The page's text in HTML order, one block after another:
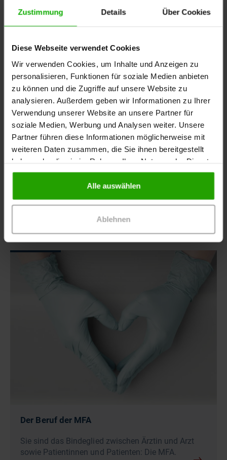
Zustimmung Details Über Cookies
Diese Webseite verwendet Cookies
Wir verwenden Cookies, um Inhalte und Anzeigen zu
personalisieren, Funktionen für soziale Medien anbieten
zu können und die Zugriffe auf unsere Website zu
analysieren. Außerdem geben wir Informationen zu Ihrer
Verwendung unserer Website an unsere Partner für
soziale Medien, Werbung und Analysen weiter. Unsere
Partner führen diese Informationen möglicherweise mit
weiteren Daten zusammen, die Sie ihnen bereitgestellt
haben oder die sie im Rahmen Ihrer Nutzung der Dienste
gesammelt haben.
Alle auswählen
Ablehnen
Fersendekubitus
Die Ferse ist eine der besonders gefährdeten
die Fersenregion nicht durch Fett- oder
Muskelgewebe abgepolstert ist. Die Ferse stellt
durch ihre starke Wölbung eine schwierig zu
versorgende Körperstelle dar.
Der Beruf der MFA
Sie sind das Bindeglied zwischen Ärztin und Arzt
sowie Patientinnen und Patienten: Die MFA.